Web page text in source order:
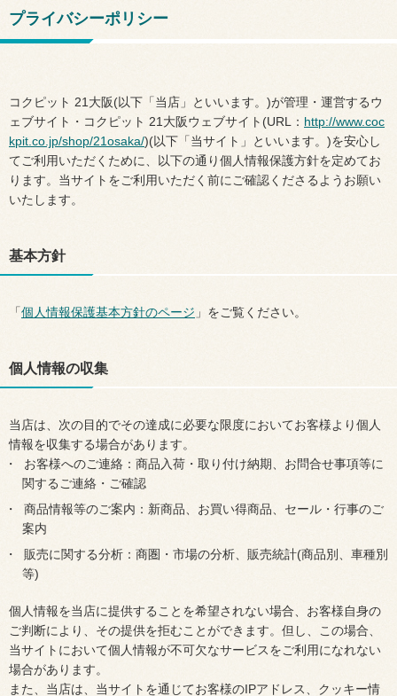
プライバシーポリシー
コクピット 21大阪(以下「当店」といいます。)が管理・運営するウ
ェブサイト・コクピット 21大阪ウェブサイト(URL： http://www.coc
kpit.co.jp/shop/21osaka/)(以下「当サイト」といいます。)を安心し
てご利用いただくために、以下の通り個人情報保護方針を定めてお
ります。当サイトをご利用いただく前にご確認くださるようお願い
いたします。
基本方針
「個人情報保護基本方針のページ 」をご覧ください。
個人情報の収集
当店は、次の目的でその達成に必要な限度においてお客様より個人
情報を収集する場合があります。
お客様へのご連絡：商品入荷・取り付け納期、お問合せ事項等に
関するご連絡・ご確認
商品情報等のご案内：新商品、お買い得商品、セール・行事のご
案内
販売に関する分析：商圏・市場の分析、販売統計(商品別、車種別
等)
個人情報を当店に提供することを希望されない場合、お客様自身の
ご判断により、その提供を拒むことができます。但し、この場合、
当サイトにおいて個人情報が不可欠なサービスをご利用になれない
場合があります。
また、当店は、当サイトを通じてお客様のIPアドレス、クッキー情